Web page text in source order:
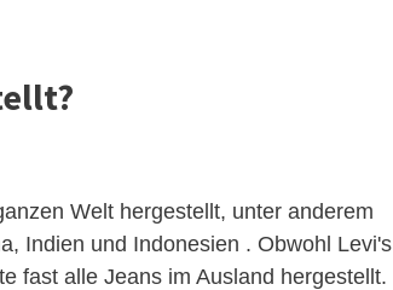
Welt hergestellt, unter anderem
Indien und Indonesien . Obwohl Levi's
fast alle Jeans im Ausland hergestellt.